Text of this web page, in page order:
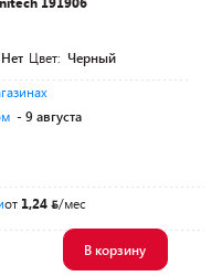
Нет Цвет: Черный
- 9 августа
от 1,24 /мес
В корзину